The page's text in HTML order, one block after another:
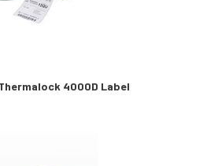
4000D Label